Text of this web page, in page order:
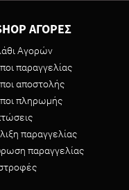
ΑΓΟΡΕΣ
Αγορών
παραγγελίας
αποστολής
πληρωμής
παραγγελίας
παραγγελίας